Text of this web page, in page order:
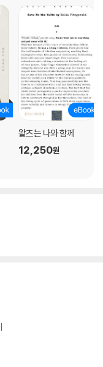
왈츠는 나와 함께
12,250원